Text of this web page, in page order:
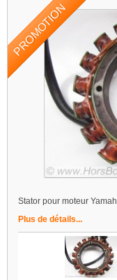
PROMOTION
Stator pour moteur
Plus de détails...